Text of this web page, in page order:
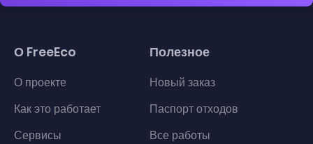
О FreeEco
О проекте
Как это работает
Сервисы
Полезное
Новый заказ
Паспорт отходов
Все работы